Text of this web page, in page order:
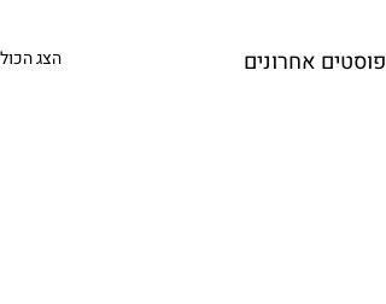
פוסטים אחרונים הצג הכול